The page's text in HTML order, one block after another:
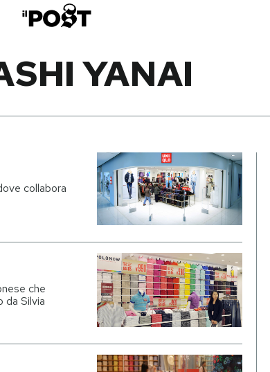
YANAI
collabora
che
da Silvia